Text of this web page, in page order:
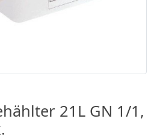
21L GN 1/1,